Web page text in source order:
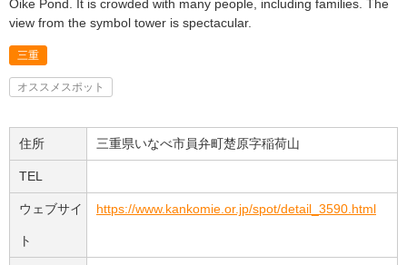
Oike Pond. It is crowded with many people, including families. The
view from the symbol tower is spectacular.
三重
オススメスポット
住所 三重県いなべ市員弁町楚原字稲荷山
TEL
ウェブサイ
ト
https://www.kankomie.or.jp/spot/detail_3590.html